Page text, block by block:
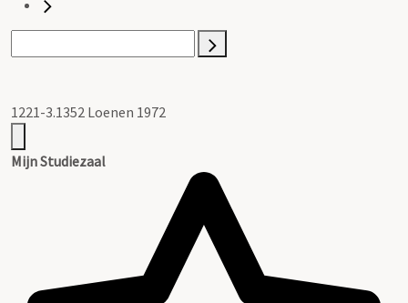
1221-3.1352 Loenen 1972
Mijn Studiezaal